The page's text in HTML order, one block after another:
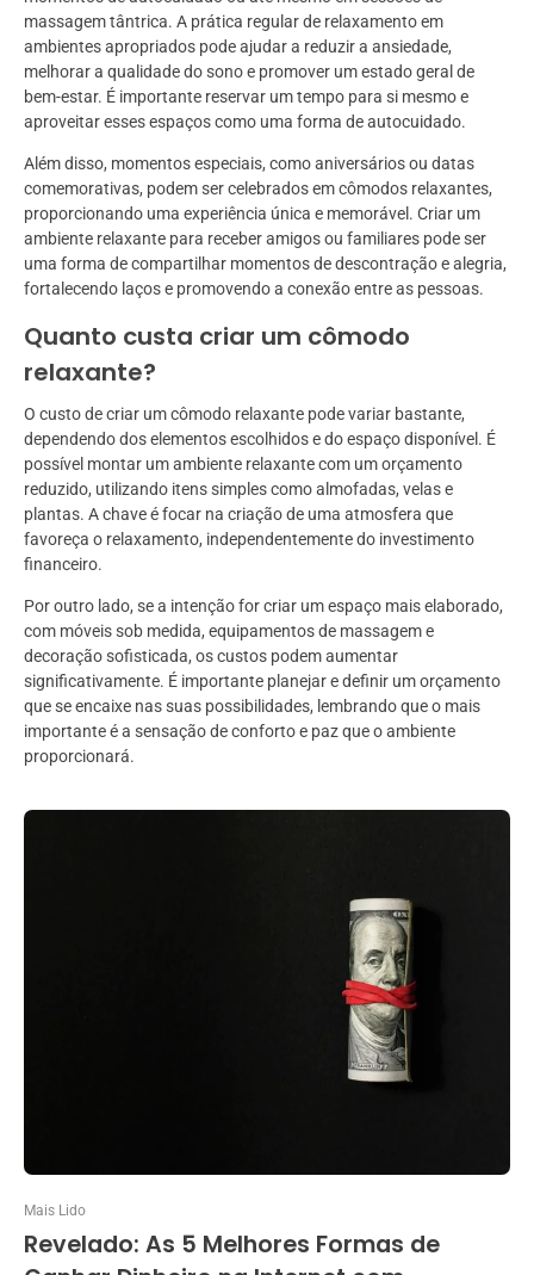
massagem tântrica. A prática regular de relaxamento em
ambientes apropriados pode ajudar a reduzir a ansiedade,
melhorar a qualidade do sono e promover um estado geral de
bem-estar. É importante reservar um tempo para si mesmo e
aproveitar esses espaços como uma forma de autocuidado.
Além disso, momentos especiais, como aniversários ou datas
comemorativas, podem ser celebrados em cômodos relaxantes,
proporcionando uma experiência única e memorável. Criar um
ambiente relaxante para receber amigos ou familiares pode ser
uma forma de compartilhar momentos de descontração e alegria,
fortalecendo laços e promovendo a conexão entre as pessoas.
Quanto custa criar um cômodo
relaxante?
O custo de criar um cômodo relaxante pode variar bastante,
dependendo dos elementos escolhidos e do espaço disponível. É
possível montar um ambiente relaxante com um orçamento
reduzido, utilizando itens simples como almofadas, velas e
plantas. A chave é focar na criação de uma atmosfera que
favoreça o relaxamento, independentemente do investimento
financeiro.
Por outro lado, se a intenção for criar um espaço mais elaborado,
com móveis sob medida, equipamentos de massagem e
decoração sofisticada, os custos podem aumentar
significativamente. É importante planejar e definir um orçamento
que se encaixe nas suas possibilidades, lembrando que o mais
importante é a sensação de conforto e paz que o ambiente
proporcionará.
Mais Lido
Revelado: As 5 Melhores Formas de